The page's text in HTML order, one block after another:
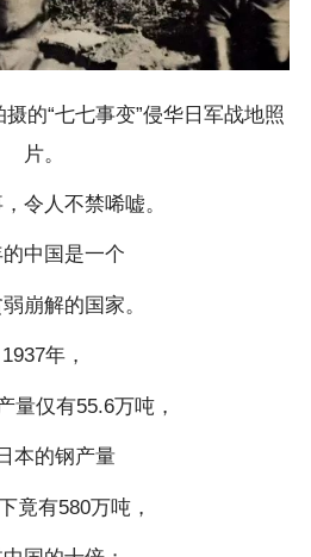
的“七七事变”侵华日军战地照
片。
令人不禁唏嘘。
中国是一个
崩解的国家。
1937年，
量仅有55.6万吨，
本的钢产量
竟有580万吨，